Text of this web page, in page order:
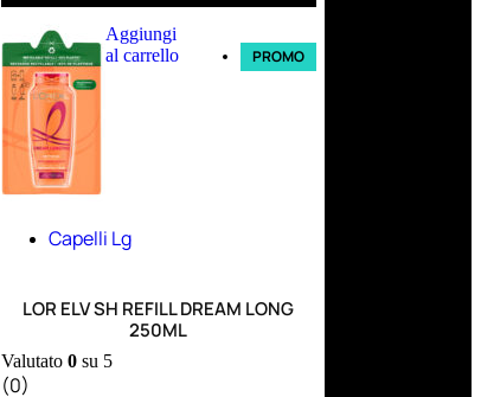
Aggiungi
al carrello
PROMO
Capelli Lg
LOR ELV SH REFILL DREAM LONG
250ML
Valutato 0su 5
(0)